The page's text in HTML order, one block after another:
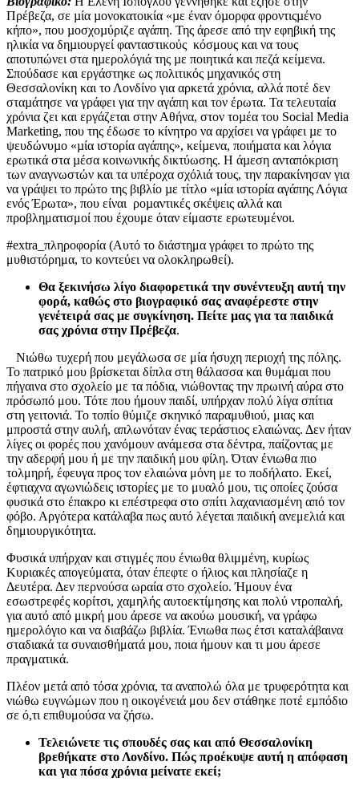
Πρέβεζα, σε µία µονοκατοικία «µε έναν όµορφα φροντιςµένο
κήπο», που µοσχοµύριζε αγάπη. Της άρεσε από την εφηβική της
ηλικία να δηµιουργεί φανταστικούς κόσμους και να τους
αποτυπώνει στα ηµερολόγιά της µε ποιητικά και πεζά κείµενα.
Σπούδασε και εργάστηκε ως πολιτικός µηχανικός στη
Θεσσαλονίκη και το Λονδίνο για αρκετά χρόνια, αλλά ποτέ δεν
σταµάτησε να γράφει για την αγάπη και τον έρωτα. Τα τελευταία
χρόνια ζει και εργάζεται στην Αθήνα, στον τοµέα του Social Media
Marketing, που της έδωσε το κίνητρο να αρχίσει να γράφει µε το
ψευδώνυµο «µία ιστορία αγάπης», κείµενα, ποιήµατα και λόγια
ερωτικά στα µέσα κοινωνικής δικτύωσης. Η άµεση ανταπόκριση
των αναγνωστών και τα υπέροχα σχόλιά τους, την παρακίνησαν για
να γράψει το πρώτο της βιβλίο µε τίτλο «μία ιστορία αγάπης Λόγια
ενός Έρωτα», που είναι ροµαντικές σκέψεις αλλά και
προβληματισμοί που έχουμε όταν είμαστε ερωτευμένοι.
#extra_πληροφορία (Αυτό το διάστημα γράφει το πρώτο της
μυθιστόρημα, το κοντεύει να ολοκληρωθεί).
Θα ξεκινήσω λίγο διαφορετικά την συνέντευξη αυτή την
φορά, καθώς στο βιογραφικό σας αναφέρεστε στην
γενέτειρά σας με συγκίνηση. Πείτε μας για τα παιδικά
σας χρόνια στην Πρέβεζα.
Νιώθω τυχερή που μεγάλωσα σε μία ήσυχη περιοχή της πόλης.
Το πατρικό μου βρίσκεται δίπλα στη θάλασσα και θυμάμαι που
πήγαινα στο σχολείο με τα πόδια, νιώθοντας την πρωινή αύρα στο
πρόσωπό μου. Τότε που ήμουν παιδί, υπήρχαν πολύ λίγα σπίτια
στη γειτονιά. Το τοπίο θύμιζε σκηνικό παραμυθιού, μιας και
μπροστά στην αυλή, απλωνόταν ένας τεράστιος ελαιώνας. Δεν ήταν
λίγες οι φορές που χανόμουν ανάμεσα στα δέντρα, παίζοντας με
την αδερφή μου ή με την παιδική μου φίλη. Όταν ένιωθα πιο
τολμηρή, έφευγα προς τον ελαιώνα μόνη με το ποδήλατο. Εκεί,
έφτιαχνα αγωνιώδεις ιστορίες με το μυαλό μου, τις οποίες ζούσα
φυσικά στο έπακρο κι επέστρεφα στο σπίτι λαχανιασμένη από τον
φόβο. Αργότερα κατάλαβα πως αυτό λέγεται παιδική ανεμελιά και
δημιουργικότητα.
Φυσικά υπήρχαν και στιγμές που ένιωθα θλιμμένη, κυρίως
Κυριακές απογεύματα, όταν έπεφτε ο ήλιος και πλησίαζε η
Δευτέρα. Δεν περνούσα ωραία στο σχολείο. Ήμουν ένα
εσωστρεφές κορίτσι, χαμηλής αυτοεκτίμησης και πολύ ντροπαλή,
για αυτό από μικρή μου άρεσε να ακούω μουσική, να γράφω
ημερολόγιο και να διαβάζω βιβλία. Ένιωθα πως έτσι καταλάβαινα
σταδιακά τα συναισθήματά μου, ποια ήμουν και τι μου άρεσε
πραγματικά.
Πλέον μετά από τόσα χρόνια, τα αναπολώ όλα με τρυφερότητα και
νιώθω ευγνώμων που η οικογένειά μου δεν στάθηκε ποτέ εμπόδιο
σε ό,τι επιθυμούσα να ζήσω.
Τελειώνετε τις σπουδές σας και από Θεσσαλονίκη
βρεθήκατε στο Λονδίνο. Πώς προέκυψε αυτή η απόφαση
και για πόσα χρόνια μείνατε εκεί;